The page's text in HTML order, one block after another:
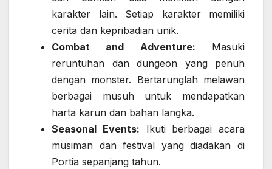
karakter lain. Setiap karakter memiliki
cerita dan kepribadian unik.
Combat and Adventure: Masuki
reruntuhan dan dungeon yang penuh
dengan monster. Bertarunglah melawan
berbagai musuh untuk mendapatkan
harta karun dan bahan langka.
Seasonal Events: Ikuti berbagai acara
musiman dan festival yang diadakan di
Portia sepanjang tahun.